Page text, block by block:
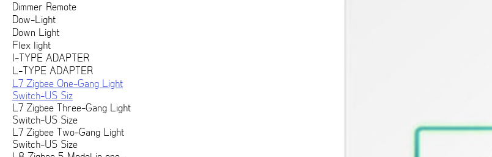
Dimmer Remote
Dow-Light
Down Light
Flex light
I-TYPE ADAPTER
L-TYPE ADAPTER
L7 Zigbee One-Gang Light
Switch-US Siz
L7 Zigbee Three-Gang Light
Switch-US Size
L7 Zigbee Two-Gang Light
Switch-US Size